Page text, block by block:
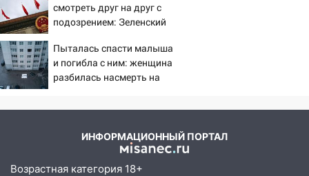
16:06
18-летняя девушка без прав
перевернулась на мопеде и попала в
больницу
15:59
Ульяновец отдал более 14
миллионов рублей за криминальное
летнего мопедиста
15:00 В Ульяновске после тройного ДТП
смотреть друг на друг с
подозрением: Зеленский
дипломатам
Пыталась спасти малыша
и погибла с ним: женщина
разбилась насмерть на
ИНФОРМАЦИОННЫЙ ПОРТАЛ
Возрастная категория 18+